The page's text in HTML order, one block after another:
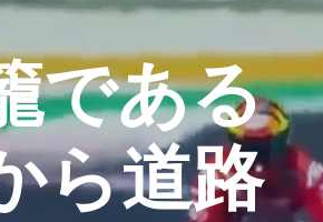
である
ら道路